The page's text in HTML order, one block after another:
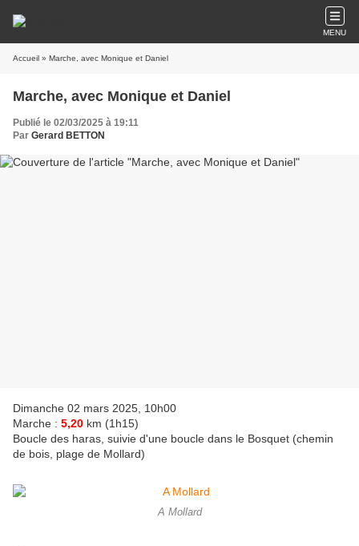
MENU
Accueil » Marche, avec Monique et Daniel
Marche, avec Monique et Daniel
Publié le 02/03/2025 à 19:11
Par Gerard BETTON
Dimanche 02 mars 2025, 10h00
Marche : 5,20 km (1h15)
Boucle des haras, suivie d'une boucle dans le Bosquet (chemin
de bois, plage de Mollard)
A Mollard